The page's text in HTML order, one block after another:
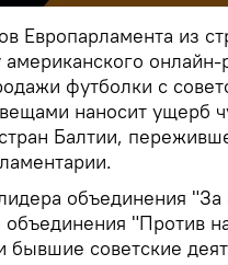
Европарламента из
американского
футболки с
наносит ущерб
Балтии,
объединения "За
объединения "Против
бывшие советские